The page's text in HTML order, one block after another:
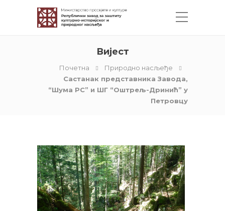
Вијест
Почетна
Природно насљеђе
Састанак представника Завода,
“Шума РС” и ШГ “Оштрељ-Дринић” у
Петровцу